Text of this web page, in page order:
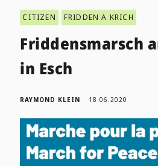
CITIZEN FRIDDEN A KRICH
Friddensmarsch
in Esch
RAYMOND KLEIN 18.06.2020